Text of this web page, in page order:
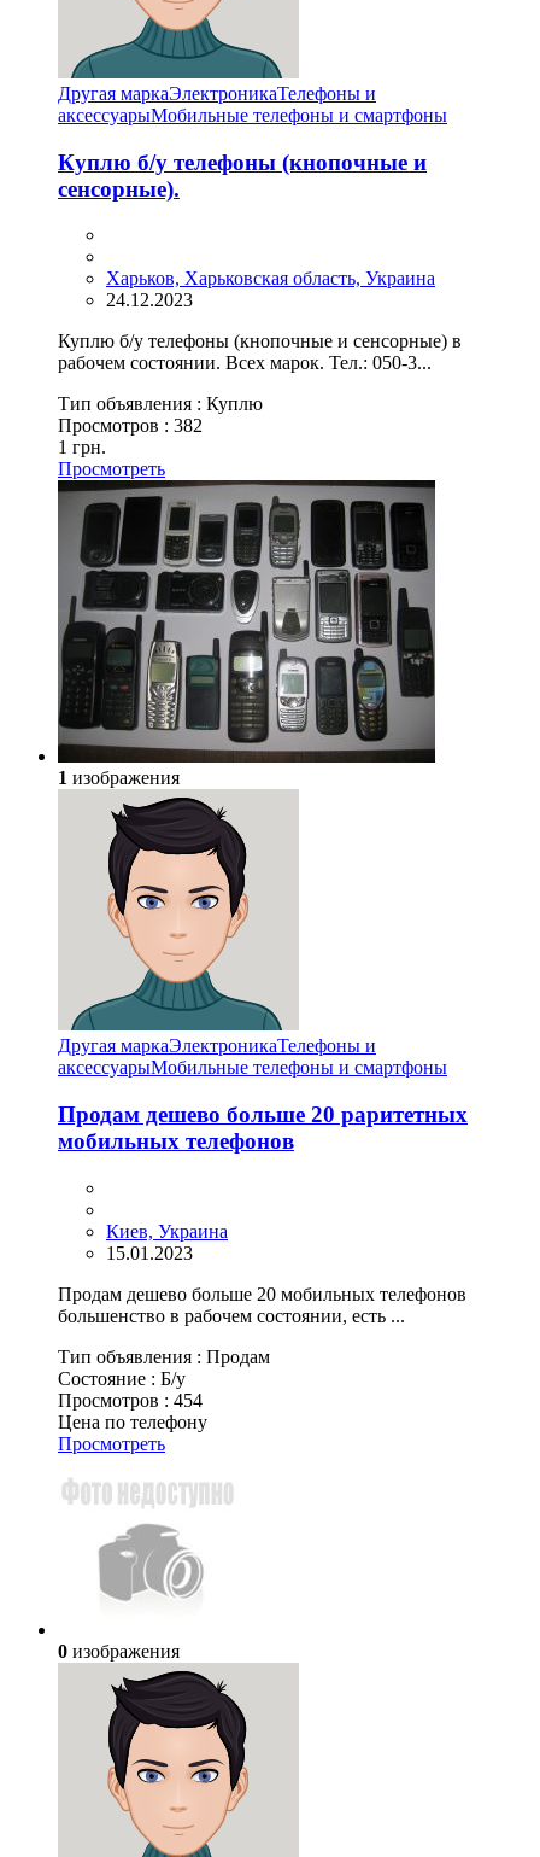
Другая маркаЭлектроникаТелефоны и
аксессуарыМобильные телефоны и смартфоны
Куплю б/у телефоны (кнопочные и
сенсорные).
Харьков, Харьковская область, Украина
24.12.2023
Куплю б/у телефоны (кнопочные и сенсорные) в
рабочем состоянии. Всех марок. Тел.: 050-3...
Тип объявления : Куплю
Просмотров : 382
1 грн.
Просмотреть
1 изображения
Другая маркаЭлектроникаТелефоны и
аксессуарыМобильные телефоны и смартфоны
Продам дешево больше 20 раритетных
мобильных телефонов
Киев, Украина
15.01.2023
Продам дешево больше 20 мобильных телефонов
большенство в рабочем состоянии, есть ...
Тип объявления : Продам
Состояние : Б/у
Просмотров : 454
Цена по телефону
Просмотреть
0 изображения